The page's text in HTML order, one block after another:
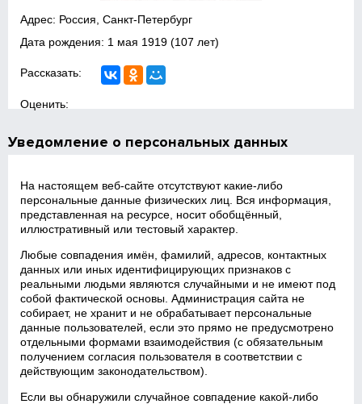
Адрес: Россия, Санкт-Петербург
Дата рождения: 1 мая 1919 (107 лет)
Рассказать:
Оценить:
Уведомление о персональных данных
На настоящем веб‑сайте отсутствуют какие‑либо
персональные данные физических лиц. Вся информация,
представленная на ресурсе, носит обобщённый,
иллюстративный или тестовый характер.
Любые совпадения имён, фамилий, адресов, контактных
данных или иных идентифицирующих признаков с
реальными людьми являются случайными и не имеют под
собой фактической основы. Администрация сайта не
собирает, не хранит и не обрабатывает персональные
данные пользователей, если это прямо не предусмотрено
отдельными формами взаимодействия (с обязательным
получением согласия пользователя в соответствии с
действующим законодательством).
Если вы обнаружили случайное совпадение какой‑либо